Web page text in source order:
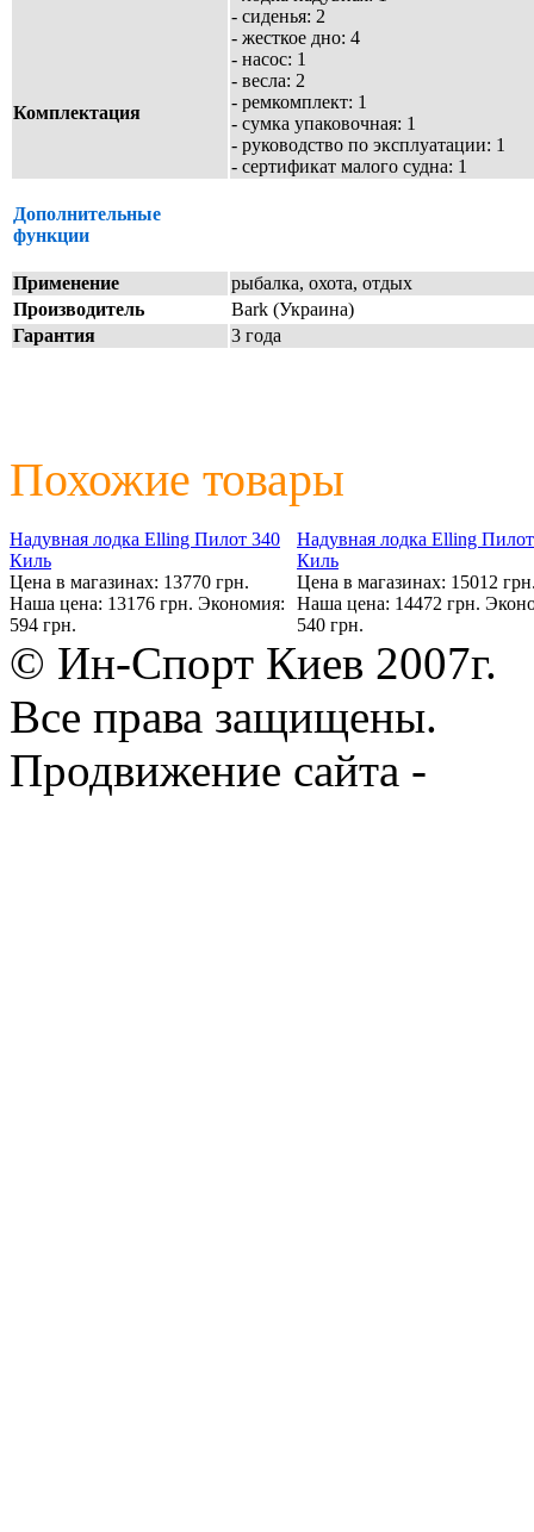
Комплектация
- сиденья: 2
- жесткое дно: 4
- насос: 1
- весла: 2
- ремкомплект: 1
- сумка упаковочная: 1
- руководство по эксплуатации: 1
- сертификат малого судна: 1
Дополнительные
функции
Применение
рыбалка, охота, отдых
Производитель
Bark (Украина)
Гарантия
3 года
Похожие товары
Надувная лодка Elling Пилот 340
Киль
Цена в магазинах: 13770 грн.
Наша цена: 13176 грн. Экономия:
594 грн.
Надувная лодка Elling
Киль
Цена в магазинах: 15012
Наша цена: 14472 грн.
540 грн.
© Ин-Спорт Киев 2007г.
Все права защищены.
Продвижение сайта -